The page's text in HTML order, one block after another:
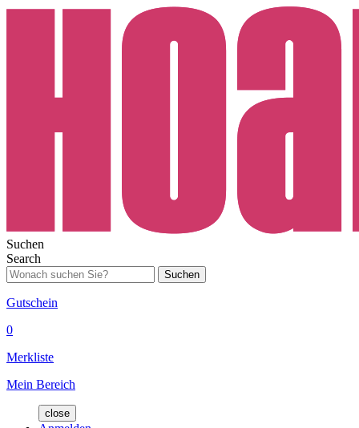
Suchen
Search
Suchen
Gutschein
0
Merkliste
Mein Bereich
close